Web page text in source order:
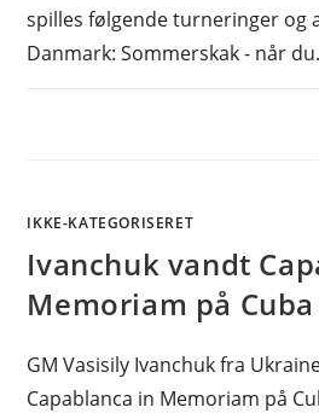
spilles følgende turneringer og
Danmark: Sommerskak - når
IKKE-KATEGORISERET
Ivanchuk vandt
Memoriam på Cuba
GM Vasisily Ivanchuk fra
Capablanca in Memoriam på